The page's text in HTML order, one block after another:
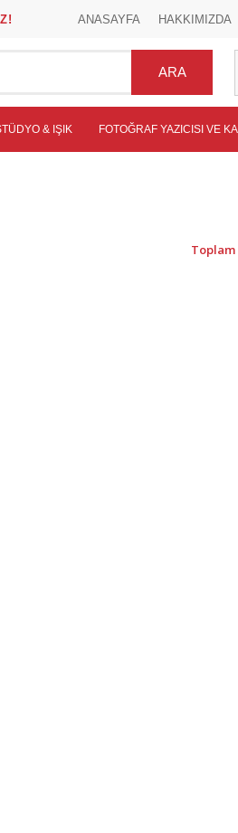
ANASAYFA HAKKIMIZDA
ARA
& IŞIK FOTOĞRAF YAZICISI VE
Toplam